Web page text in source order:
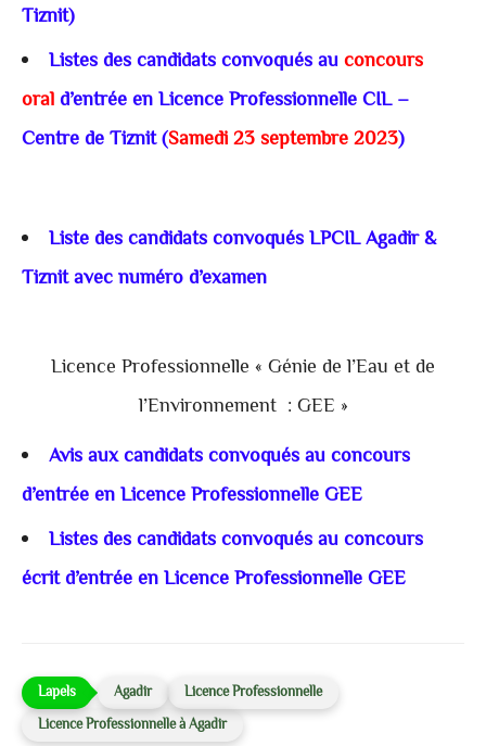
Tiznit)
Listes des candidats convoqués au concours
orald’entrée en Licence Professionnelle CIL –
Centre de Tiznit (Samedi 23 septembre 2023)
Liste des candidats convoqués LPCIL Agadir &
Tiznit avec numéro d’examen
Licence Professionnelle « Génie de l’Eau et de
l’Environnement : GEE »
Avis aux candidats convoqués au concours
d’entrée en Licence Professionnelle GEE
Listes des candidats convoqués au concours
écrit d’entrée en Licence Professionnelle GEE
Agadir
Licence Professionnelle
Licence Professionnelle à Agadir